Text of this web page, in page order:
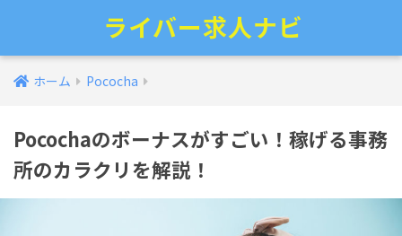
ライバー求人ナビ
ホーム Pococha
Pocochaのボーナスがすごい！稼げる事務
所のカラクリを解説！